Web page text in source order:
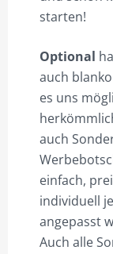
starten!
Optional
auch
es uns
auch
einfach,
individuell
angepasst
Auch alle